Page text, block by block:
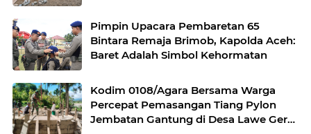
Pimpin Upacara Pembaretan 65
Bintara Remaja Brimob, Kapolda Aceh:
Baret Adalah Simbol Kehormatan
Kodim 0108/Agara Bersama Warga
Percepat Pemasangan Tiang Pylon
Jembatan Gantung di Desa Lawe Ger-